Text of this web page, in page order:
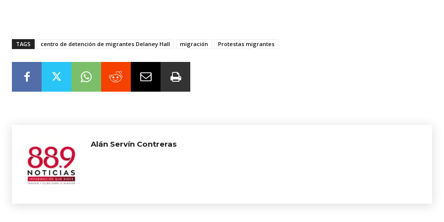
TAGS centro de detención de migrantes Delaney Hall migración Protestas migrantes
Alán Servín Contreras